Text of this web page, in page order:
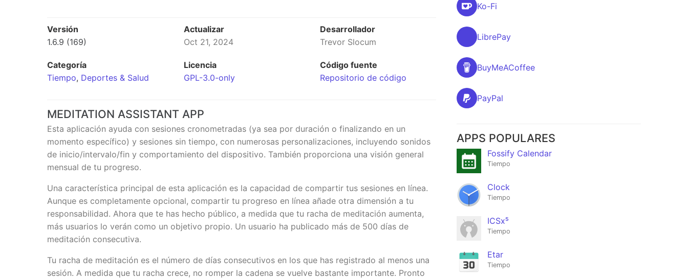
Versión
1.6.9 (169)
Actualizar
Oct 21, 2024
Desarrollador
Trevor Slocum
Categoría
Tiempo, Deportes & Salud
Licencia
GPL-3.0-only
Código fuente
Repositorio de código
MEDITATION ASSISTANT APP
Esta aplicación ayuda con sesiones cronometradas (ya sea por duración o finalizando en un
momento específico) y sesiones sin tiempo, con numerosas personalizaciones, incluyendo sonidos
de inicio/intervalo/fin y comportamiento del dispositivo. También proporciona una visión general
mensual de tu progreso.
Una característica principal de esta aplicación es la capacidad de compartir tus sesiones en línea.
Aunque es completamente opcional, compartir tu progreso en línea añade otra dimensión a tu
responsabilidad. Ahora que te has hecho público, a medida que tu racha de meditación aumenta,
más usuarios lo verán como un objetivo propio. Un usuario ha publicado más de 500 días de
meditación consecutiva.
Tu racha de meditación es el número de días consecutivos en los que has registrado al menos una
sesión. A medida que tu racha crece, no romper la cadena se vuelve bastante importante. Pronto
Ko-Fi
LibrePay
BuyMeACoffee
PayPal
APPS POPULARES
Fossify Calendar
Tiempo
Clock
Tiempo
ICSx⁵
Tiempo
Etar
Tiempo